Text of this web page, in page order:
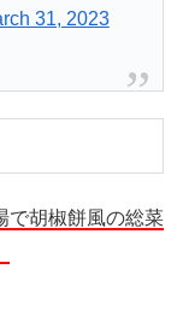
31, 2023
で胡椒餅風の総菜